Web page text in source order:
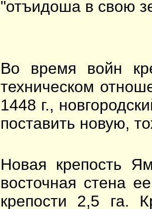
"отъидоша в свою
Во время войн
техническом
1448 г.,
поставить новую,
Новая крепость
восточная стена
крепости 2,5 га.